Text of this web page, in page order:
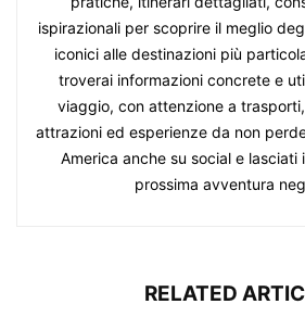
ispirazionali per scoprire il meglio
iconici alle destinazioni più
troverai informazioni concrete e
viaggio, con attenzione a
attrazioni ed esperienze da non
America anche su social e lasciati
prossima avventura
RELATED